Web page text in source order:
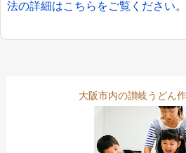
法の詳細はこちらをご覧ください。
大阪市内の讃岐うどん